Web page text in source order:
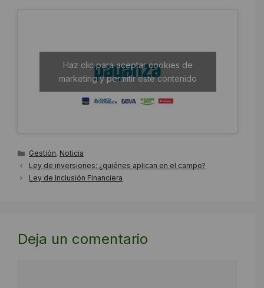
Haz clic para aceptar cookies de
marketing y permitir este contenido
Categorías
Gestión, Noticia
Ley de inversiones: ¿quiénes aplican en el campo?
Ley de Inclusión Financiera
Deja un comentario